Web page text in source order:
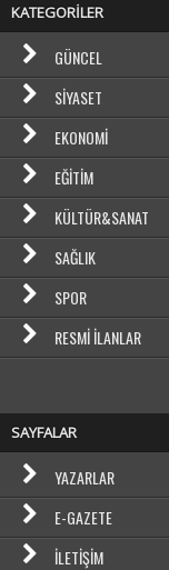
KATEGORİLER
GÜNCEL
SIYASET
EKONOMI
EĞITIM
KÜLTÜR&SANAT
SAĞLIK
SPOR
RESMI İLANLAR
SAYFALAR
YAZARLAR
E-GAZETE
İLETIŞIM